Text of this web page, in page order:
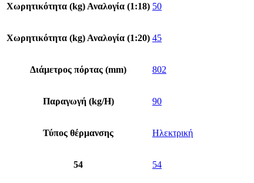
Χωρητικότητα (kg) Αναλογία (1:18) 50
Χωρητικότητα (kg) Αναλογία (1:20) 45
Διάμετρος πόρτας (mm) 802
Παραγωγή (kg/H) 90
Τύπος θέρμανσης Ηλεκτρική
54 54